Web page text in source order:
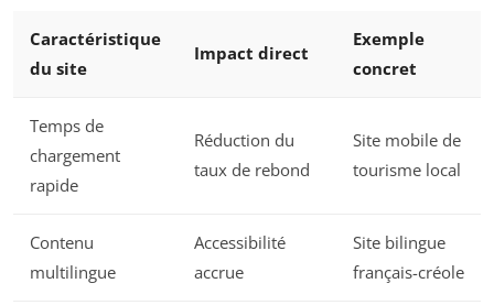
Caractéristique
du site
Impact direct
Exemple
concret
Temps de
chargement
rapide
Réduction du
taux de rebond
Site mobile de
tourisme local
Contenu
multilingue
Accessibilité
accrue
Site bilingue
français-créole